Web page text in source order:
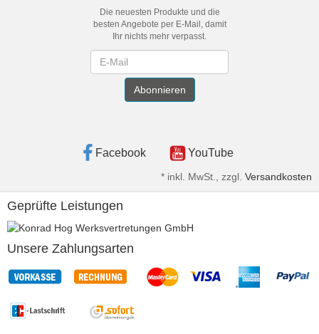
Die neuesten Produkte und die
besten Angebote per E-Mail, damit
Ihr nichts mehr verpasst.
Abonnieren
Facebook YouTube
* inkl. MwSt., zzgl. Versandkosten
Geprüfte Leistungen
Unsere Zahlungsarten